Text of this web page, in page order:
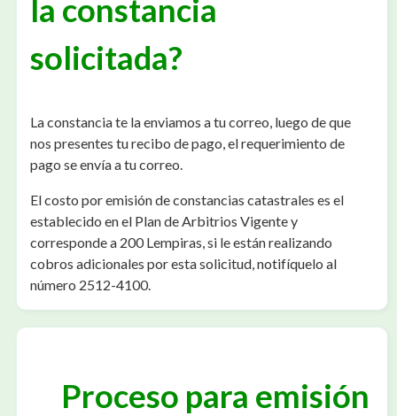
la constancia
solicitada?
La constancia te la enviamos a tu correo, luego de que
nos presentes tu recibo de pago, el requerimiento de
pago se envía a tu correo.
El costo por emisión de constancias catastrales es el
establecido en el Plan de Arbitrios Vigente y
corresponde a 200 Lempiras, si le están realizando
cobros adicionales por esta solicitud, notifíquelo al
número 2512-4100.
Proceso para emisión